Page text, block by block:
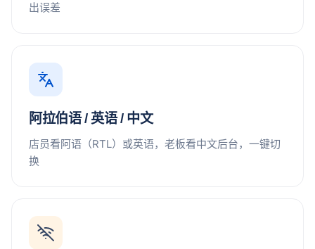
出误差
阿拉伯语 / 英语 / 中文
店员看阿语（RTL）或英语，老板看中文后台，一键切
换